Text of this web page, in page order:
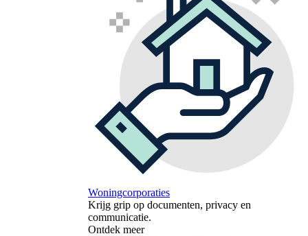
Woningcorporaties
Krijg grip op documenten, privacy en
communicatie.
Ontdek meer